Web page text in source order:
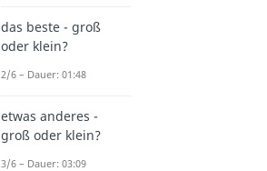
das beste - groß
oder klein?
2/6 – Dauer: 01:48
etwas anderes -
groß oder klein?
3/6 – Dauer: 03:09